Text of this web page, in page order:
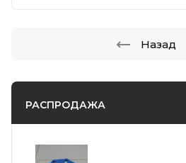
РАСПРОДАЖА
Назад